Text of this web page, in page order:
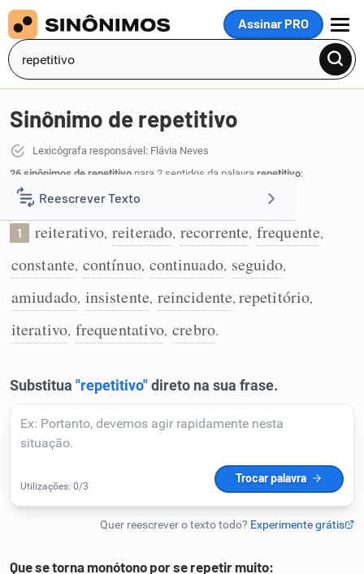
Assinar PRO
MENU
Reescrever Texto
Resumir Texto
Corrigir Texto
Detector de IA
Humanizador de IA
Caça-palavras
Sinônimo de repetitivo
Lexicógrafa responsável: Flávia Neves
26 sinônimos de repetitivo para 2 sentidos da palavra repetitivo:
Que se repete muitas vezes:
1 reiterativo, reiterado, recorrente, frequente,
constante, contínuo, continuado, seguido,
amiudado, insistente, reincidente, repetitório,
iterativo, frequentativo, crebro.
Que se torna monótono por se repetir muito: